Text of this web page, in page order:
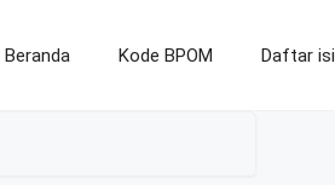
Beranda Kode BPOM Daftar isi